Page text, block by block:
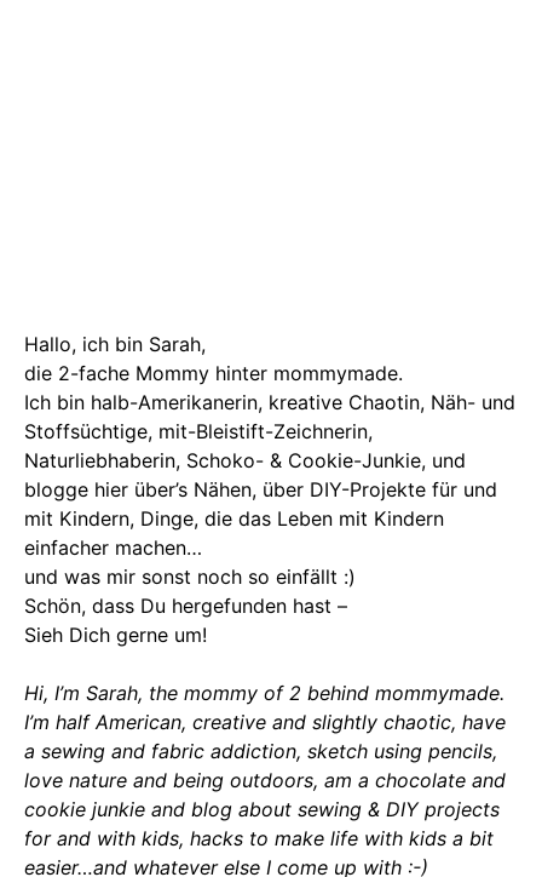
Hallo, ich bin Sarah,
die 2-fache Mommy hinter mommymade.
Ich bin halb-Amerikanerin, kreative Chaotin, Näh- und
Stoffsüchtige, mit-Bleistift-Zeichnerin,
Naturliebhaberin, Schoko- & Cookie-Junkie, und
blogge hier über’s Nähen, über DIY-Projekte für und
mit Kindern, Dinge, die das Leben mit Kindern
einfacher machen…
und was mir sonst noch so einfällt :)
Schön, dass Du hergefunden hast –
Sieh Dich gerne um!
Hi, I’m Sarah, the mommy of 2 behind mommymade.
I’m half American, creative and slightly chaotic, have
a sewing and fabric addiction, sketch using pencils,
love nature and being outdoors, am a chocolate and
cookie junkie and blog about sewing & DIY projects
for and with kids, hacks to make life with kids a bit
easier…and whatever else I come up with :-)